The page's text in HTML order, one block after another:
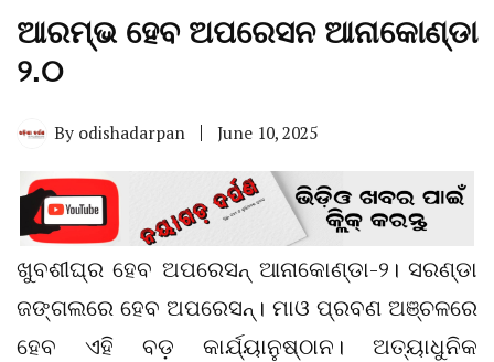
ଆରମ୍ଭ ହେବ ଅପରେସନ ଆନାକୋଣ୍ଡା
୨.୦
By odishadarpan June 10, 2025
ଖୁବଶୀଘ୍ର ହେବ ଅପରେସନ୍ ଆନାକୋଣ୍ଡା-୨। ସରଣ୍ଡା
ଜଙ୍ଗଲରେ ହେବ ଅପରେସନ୍‌। ମାଓ ପ୍ରବଣ ଅଞ୍ଚଳରେ
ହେବ ଏହି ବଡ଼ କାର୍ଯ୍ୟାନୁଷ୍ଠାନ। ଅତ୍ୟାଧୁନିକ